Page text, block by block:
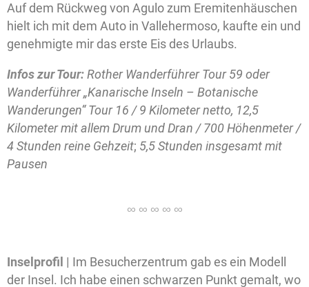
Auf dem Rückweg von Agulo zum Eremitenhäuschen
hielt ich mit dem Auto in Vallehermoso, kaufte ein und
genehmigte mir das erste Eis des Urlaubs.
Infos zur Tour:Rother Wanderführer Tour 59 oder
Wanderführer „Kanarische Inseln – Botanische
Wanderungen“ Tour 16 / 9 Kilometer netto, 12,5
Kilometer mit allem Drum und Dran / 700 Höhenmeter /
4 Stunden reine Gehzeit; 5,5 Stunden insgesamt mit
Pausen
Inselprofil | Im Besucherzentrum gab es ein Modell
der Insel. Ich habe einen schwarzen Punkt gemalt, wo